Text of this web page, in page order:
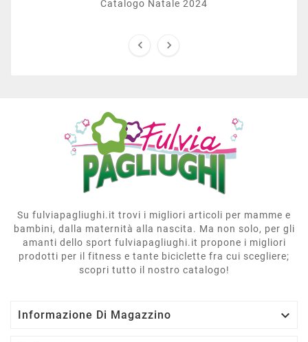
Catalogo Natale 2024
 
Su fulviapagliughi.it trovi i migliori articoli per mamme e
bambini, dalla maternità alla nascita. Ma non solo, per gli
amanti dello sport fulviapagliughi.it propone i migliori
prodotti per il fitness e tante biciclette fra cui scegliere;
scopri tutto il nostro catalogo!
Informazione Di Magazzino 